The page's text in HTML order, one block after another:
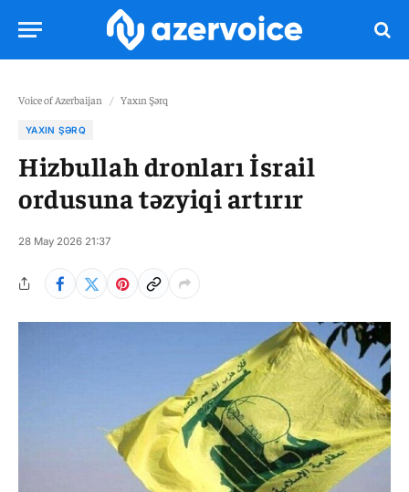
Voice of Azerbaijan / Yaxın Şərq
YAXIN ŞƏRQ
Hizbullah dronları İsrail
ordusuna təzyiqi artırır
28 May 2026 21:37